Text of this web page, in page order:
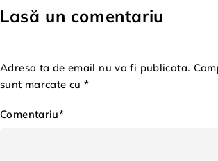
Lasă un comentariu
Adresa ta de email nu va fi publicata.
sunt marcate cu *
Comentariu*